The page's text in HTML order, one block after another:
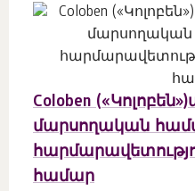
Coloben
մարսողական
համար